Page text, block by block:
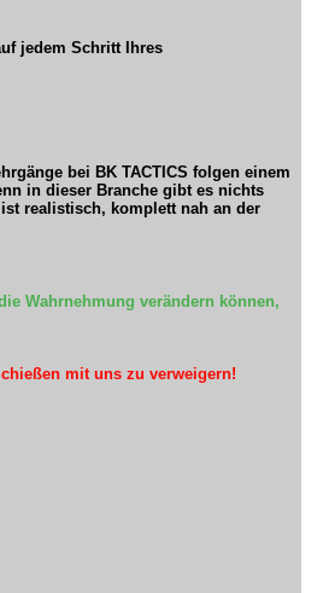
jedem Schritt Ihres
bei BK TACTICS folgen einem
in dieser Branche gibt es nichts
realistisch, komplett nah an der
Wahrnehmung verändern können,
mit uns zu verweigern!